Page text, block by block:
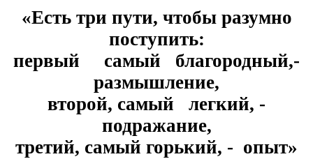
«Есть три пути, чтобы разумно
поступить:
первый самый благородный,-
размышление,
второй, самый легкий, -
подражание,
третий, самый горький, - опыт»